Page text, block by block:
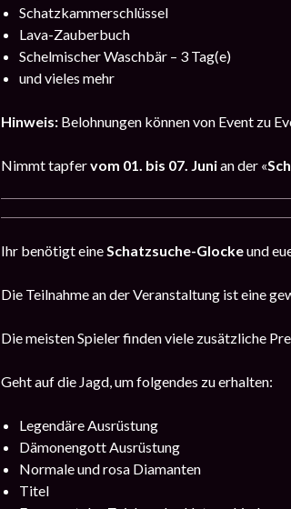
Schatzkammerschlüssel
Lava-Zauberbuch
Schelmischer Waschbär – 3 Tag(e)
und vieles mehr
Hinweis: Belohnungen können von Event zu
Nimmt tapfervom 01. bis 07. Junian der «
Ihr benötigt eineSchatzsuche-Glockeund
Die Teilnahme an der Veranstaltung ist eine
Die meisten Spieler finden viele zusätzliche
Geht auf die Jagd, um folgendes zu erhalten:
Legendäre Ausrüstung
Dämonengott Ausrüstung
Normale und rosa Diamanten
Titel